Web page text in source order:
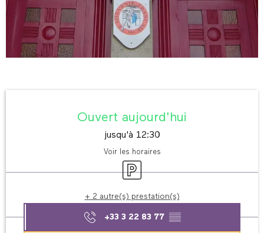
Ouvert aujourd'hui
jusqu'à 12:30
Voir les horaires
Parking
+ 2 autre(s) prestation(s)
+33 3 22 83 77 ▒▒